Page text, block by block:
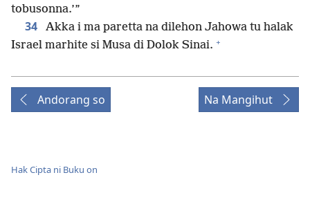
tobusonna.’”
34
Akka i ma paretta na dilehon Jahowa tu halak
Israel marhite si Musa di Dolok Sinai. +
Andorang so Na Mangihut
Hak Cipta ni Buku on